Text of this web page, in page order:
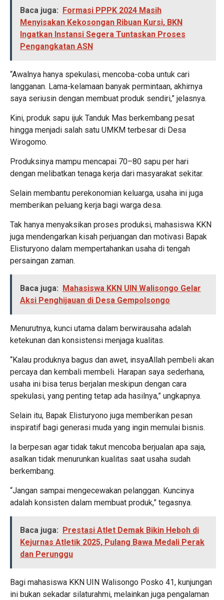
Baca juga: Formasi PPPK 2024 Masih
Menyisakan Kekosongan Ribuan Kursi, BKN
Ingatkan Instansi Segera Tuntaskan Proses
Pengangkatan ASN
“Awalnya hanya spekulasi, mencoba-coba untuk cari
langganan. Lama-kelamaan banyak permintaan, akhirnya
saya seriusin dengan membuat produk sendiri,” jelasnya.
Kini, produk sapu ijuk Tanduk Mas berkembang pesat
hingga menjadi salah satu UMKM terbesar di Desa
Wirogomo.
Produksinya mampu mencapai 70–80 sapu per hari
dengan melibatkan tenaga kerja dari masyarakat sekitar.
Selain membantu perekonomian keluarga, usaha ini juga
memberikan peluang kerja bagi warga desa.
Tak hanya menyaksikan proses produksi, mahasiswa KKN
juga mendengarkan kisah perjuangan dan motivasi Bapak
Elisturyono dalam mempertahankan usaha di tengah
persaingan zaman.
Baca juga: Mahasiswa KKN UIN Walisongo Gelar
Aksi Penghijauan di Desa Gempolsongo
Menurutnya, kunci utama dalam berwirausaha adalah
ketekunan dan konsistensi menjaga kualitas.
“Kalau produknya bagus dan awet, insyaAllah pembeli akan
percaya dan kembali membeli. Harapan saya sederhana,
usaha ini bisa terus berjalan meskipun dengan cara
spekulasi, yang penting tetap ada hasilnya,” ungkapnya.
Selain itu, Bapak Elisturyono juga memberikan pesan
inspiratif bagi generasi muda yang ingin memulai bisnis.
Ia berpesan agar tidak takut mencoba berjualan apa saja,
asalkan tidak menurunkan kualitas saat usaha sudah
berkembang.
“Jangan sampai mengecewakan pelanggan. Kuncinya
adalah konsisten dalam membuat produk,” tegasnya.
Baca juga: Prestasi Atlet Demak Bikin Heboh di
Kejurnas Atletik 2025, Pulang Bawa Medali Perak
dan Perunggu
Bagi mahasiswa KKN UIN Walisongo Posko 41, kunjungan
ini bukan sekadar silaturahmi, melainkan juga pengalaman